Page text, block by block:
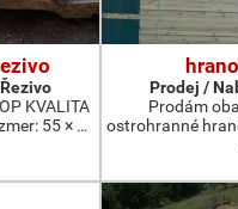
KVALITA
55 × …
Prodej /
Prodám
ostrohranné